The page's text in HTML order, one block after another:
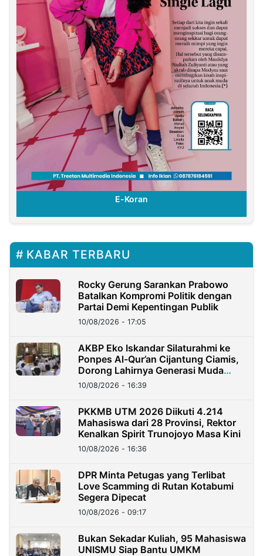
E-Koran
KABAR TERBARU
Rocky Gerung Sarankan Prabowo
Batalkan Kompromi Politik dengan
Partai Demi Kepentingan Publik
10/08/2026 - 17:05
AKBP Eko Iskandar Silaturahmi ke
Ponpes Al-Qur’an Cijantung Ciamis,
Dorong Lahirnya Generasi Muda
Berkarakter
10/08/2026 - 16:39
PKKMB UTM 2026 Diikuti 4.214
Mahasiswa dari 28 Provinsi, Rektor
Kenalkan Spirit Trunojoyo Masa Kini
10/08/2026 - 16:36
DPR Minta Petugas yang Terlibat
Love Scamming di Rutan Kotabumi
Segera Dipecat
10/08/2026 - 09:17
Bukan Sekadar Kuliah, 95 Mahasiswa
UNISMU Siap Bantu UMKM